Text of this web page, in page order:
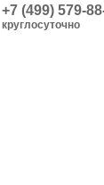
+7 (499) 579-
круглосуточно